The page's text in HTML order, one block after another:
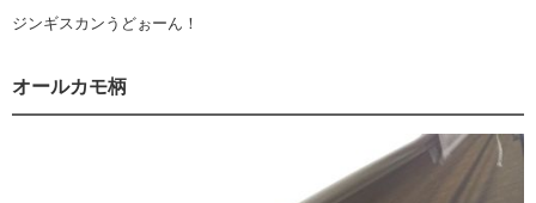
ジンギスカンうどぉーん！
オールカモ柄